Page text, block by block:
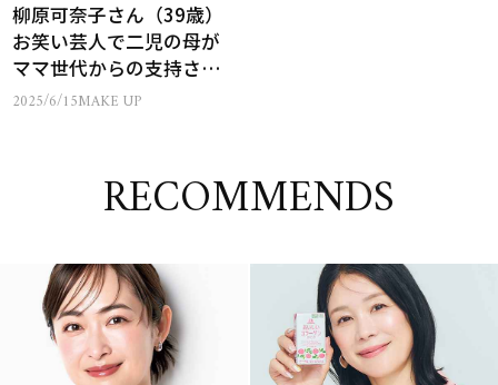
柳原可奈子さん（39歳）
お笑い芸人で二児の母が
ママ世代からの支持され
る秘密とは
2025/6/15MAKE UP
RECOMMENDS